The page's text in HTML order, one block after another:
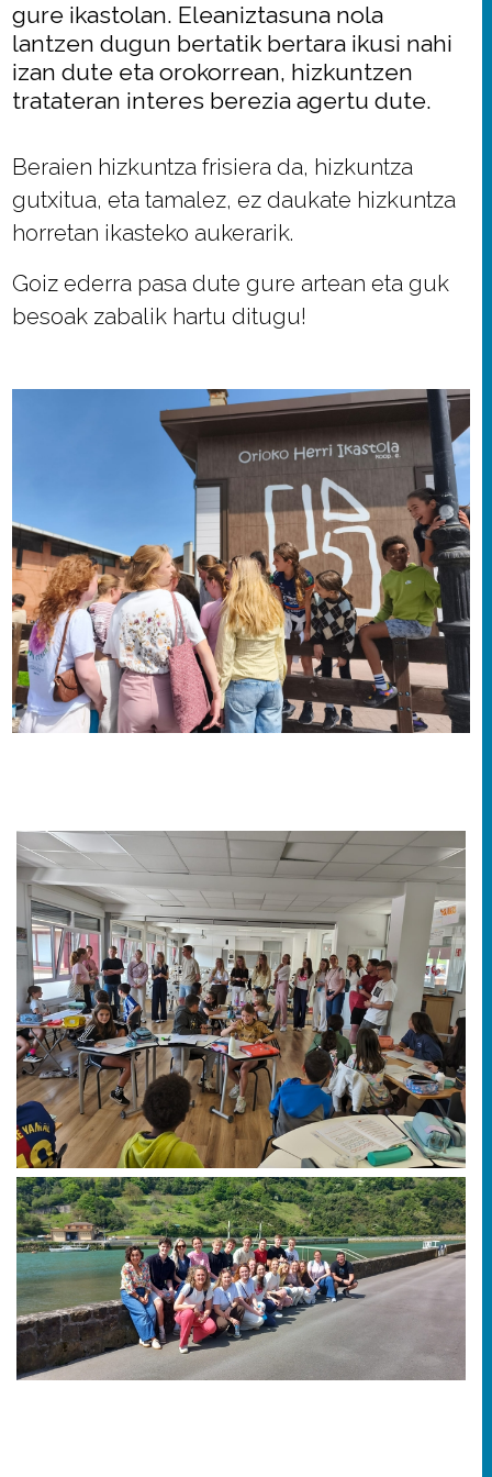
gure ikastolan. Eleaniztasuna nola
lantzen dugun bertatik bertara ikusi nahi
izan dute eta orokorrean, hizkuntzen
tratateran interes berezia agertu dute.
Beraien hizkuntza frisiera da, hizkuntza
gutxitua, eta tamalez, ez daukate hizkuntza
horretan ikasteko aukerarik.
Goiz ederra pasa dute gure artean eta guk
besoak zabalik hartu ditugu!